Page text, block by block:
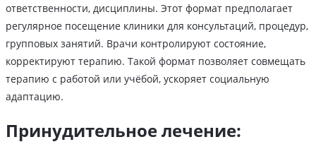
ответственности, дисциплины. Этот формат предполагает
регулярное посещение клиники для консультаций, процедур,
групповых занятий. Врачи контролируют состояние,
корректируют терапию. Такой формат позволяет совмещать
терапию с работой или учёбой, ускоряет социальную
адаптацию.
Принудительное лечение: